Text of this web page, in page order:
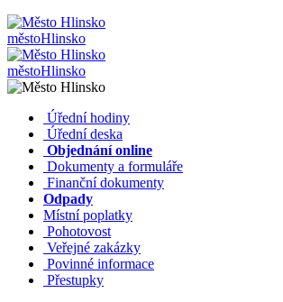
městoHlinsko
městoHlinsko
Úřední hodiny
Úřední deska
Objednání online
Dokumenty a formuláře
Finanční dokumenty
Odpady
Místní poplatky
Pohotovost
Veřejné zakázky
Povinné informace
Přestupky